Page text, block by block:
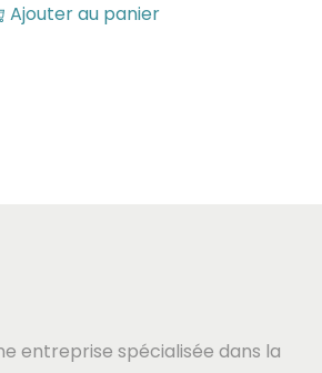
Ajouter au panier
entreprise spécialisée dans la